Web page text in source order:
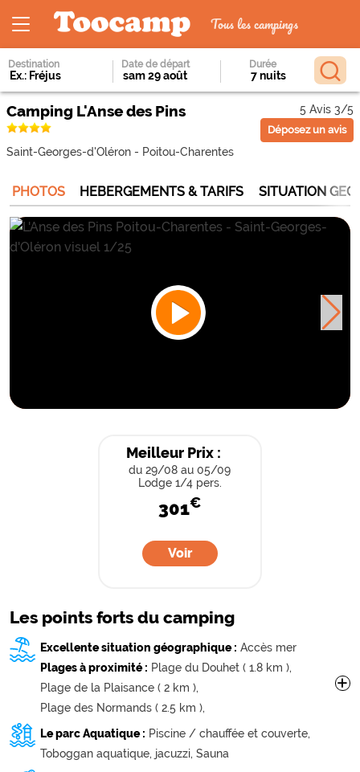
Tous les campings
Destination Date de départ Durée
Camping L'Anse des Pins
Saint-Georges-d'Oléron - Poitou-Charentes
5 Avis 3/5
Déposez un avis
PHOTOS HEBERGEMENTS & TARIFS SITUATION
Meilleur Prix :
du 29/08 au 05/09
Lodge 1/4 pers.
301€
Voir
Les points forts du camping
Excellente situation géographique : Accès mer
Plages à proximité : Plage du Douhet ( 1.8 km ),
Plage de la Plaisance ( 2 km ),
Plage des Normands ( 2.5 km ),
Plage des Boulassiers ( 3 km ), Plage Gautrelle ( 3.6 km ),
La Grande Plage ( 3.9 km ), Plage le Planginot ( 4.2 km ),
+
Le parc Aquatique : Piscine / chauffée et couverte,
Toboggan aquatique, jacuzzi, Sauna